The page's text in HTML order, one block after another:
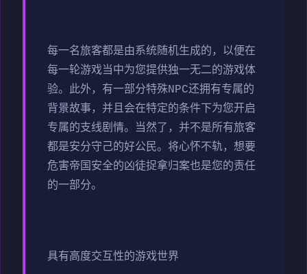
每一名旅客都是由系统随机生成的，以便在
每一轮游戏当中为您提供独一无二的游戏体
验。此外，有一部分特殊NPC还拥有专属的
背景故事，并且会在特定的条件下为您开启
专属的支线剧情。当然了，并不是所有旅客
都是安分守己的好公民。将心怀不轨，想要
危害帝国安全的凶徒捉拿归案也是您的责任
的一部分。
具有高度交互性的游戏世界